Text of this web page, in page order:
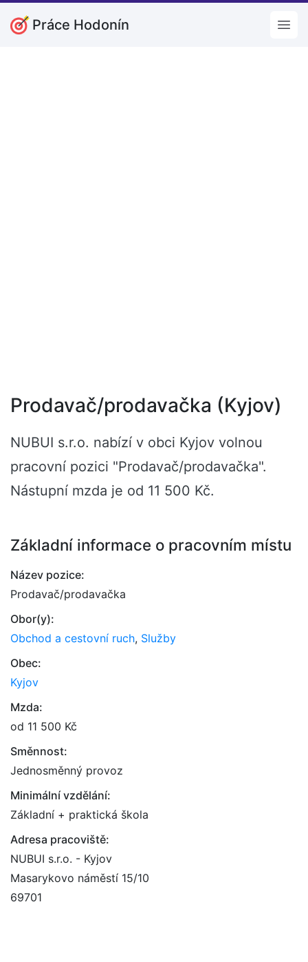
Práce Hodonín
Prodavač/prodavačka (Kyjov)
NUBUI s.r.o. nabízí v obci Kyjov volnou
pracovní pozici "Prodavač/prodavačka".
Nástupní mzda je od 11 500 Kč.
Základní informace o pracovním místu
Název pozice:
Prodavač/prodavačka
Obor(y):
Obchod a cestovní ruch, Služby
Obec:
Kyjov
Mzda:
od 11 500 Kč
Směnnost:
Jednosměnný provoz
Minimální vzdělání:
Základní + praktická škola
Adresa pracoviště:
NUBUI s.r.o. - Kyjov
Masarykovo náměstí 15/10
69701